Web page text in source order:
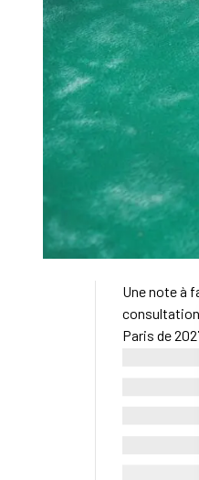
Une note à
consultation
Paris de
Sport
Sur le
prévoit de